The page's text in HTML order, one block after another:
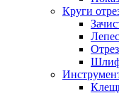
Круги